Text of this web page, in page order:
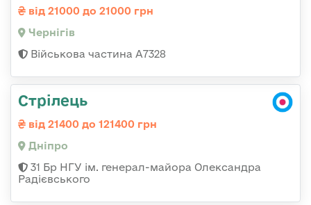
від 21000 до 21000 грн
Чернігів
Військова частина А7328
Стрілець
від 21400 до 121400 грн
Дніпро
31 Бр НГУ ім. генерал-майора Олександра
Радієвського